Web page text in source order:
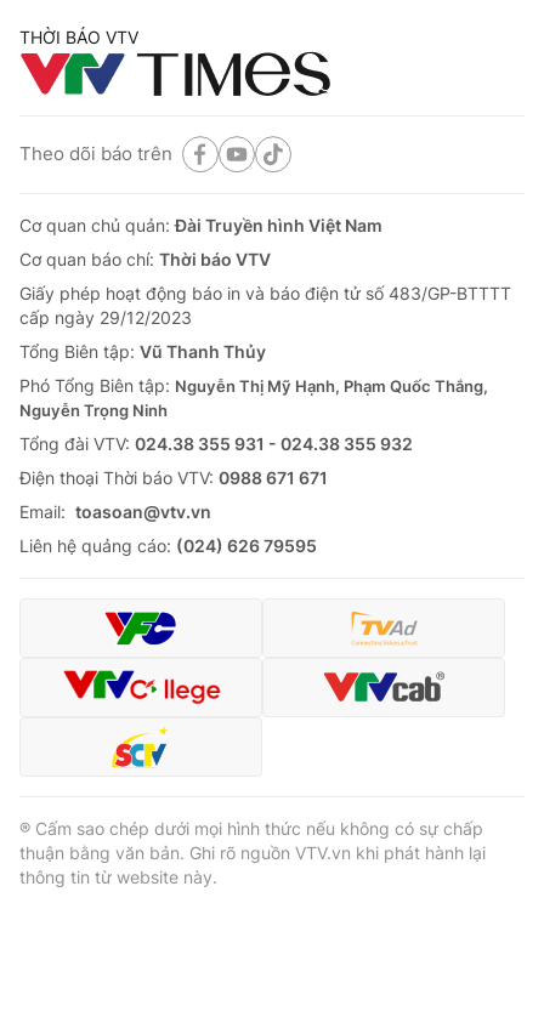
THỜI BÁO VTV
Theo dõi báo trên
Cơ quan chủ quản:Đài Truyền hình Việt Nam
Cơ quan báo chí: Thời báo VTV
Giấy phép hoạt động báo in và báo điện tử số 483/GP-BTTTT
cấp ngày 29/12/2023
Tổng Biên tập: Vũ Thanh Thủy
Phó Tổng Biên tập: Nguyễn Thị Mỹ Hạnh, Phạm Quốc Thắng,
Nguyễn Trọng Ninh
Tổng đài VTV: 024.38 355 931 - 024.38 355 932
Ðiện thoại Thời báo VTV: 0988 671 671
Email: toasoan@vtv.vn
Liên hệ quảng cáo: (024) 626 79595
® Cấm sao chép dưới mọi hình thức nếu không có sự chấp
thuận bằng văn bản. Ghi rõ nguồn VTV.vn khi phát hành lại
thông tin từ website này.